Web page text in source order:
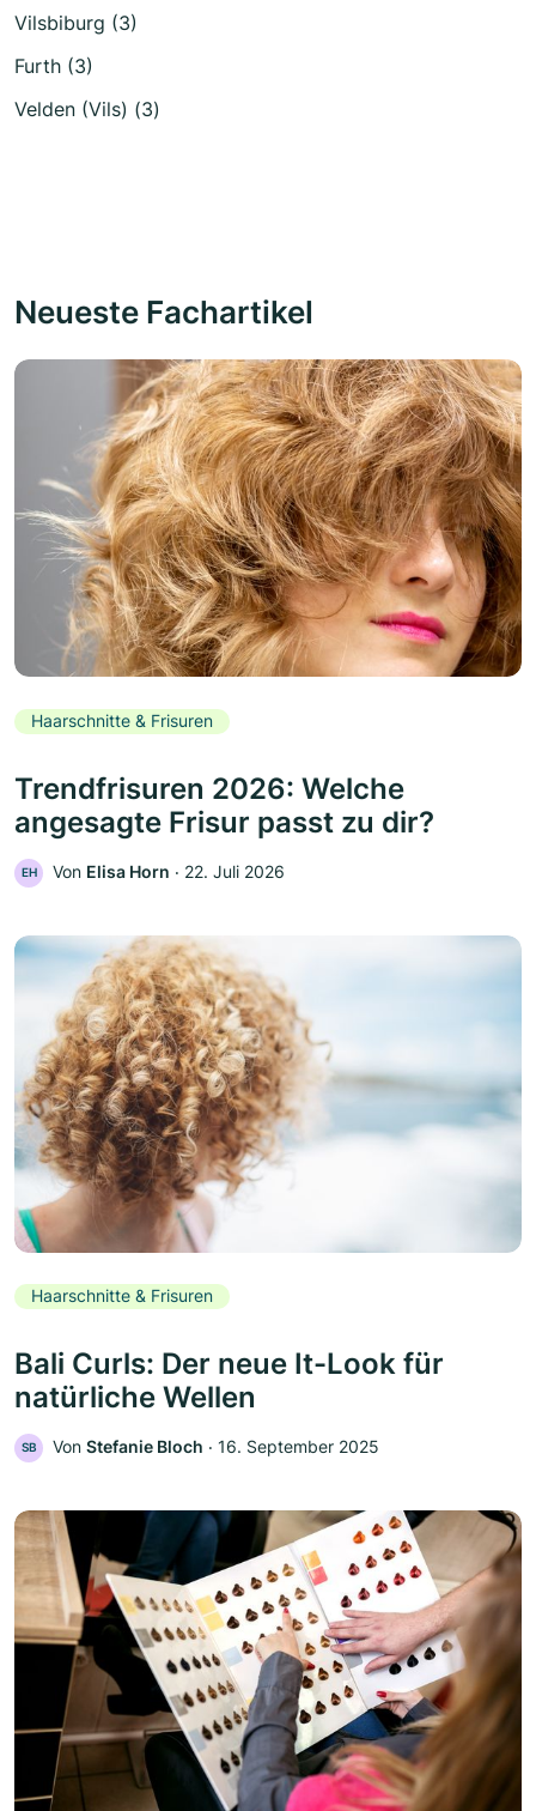
Vilsbiburg (3)
Furth (3)
Velden (Vils) (3)
Neueste Fachartikel
Haarschnitte & Frisuren
Trendfrisuren 2026: Welche
angesagte Frisur passt zu dir?
EH Von Elisa Horn ‧ 22. Juli 2026
Haarschnitte & Frisuren
Bali Curls: Der neue It-Look für
natürliche Wellen
SB Von Stefanie Bloch ‧ 16. September 2025